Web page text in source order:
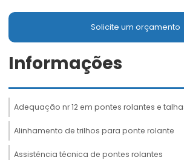
Solicite um orçamento
Informações
Adequação nr 12 em pontes rolantes e
Alinhamento de trilhos para ponte rolante
Assistência técnica de pontes rolantes